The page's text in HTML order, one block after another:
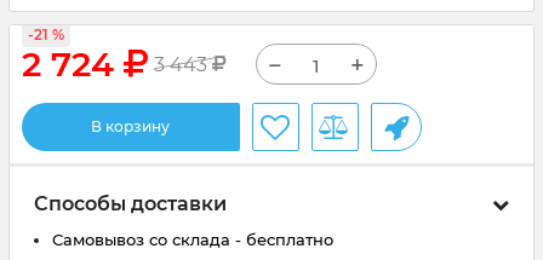
2 724 3 443
-21 %
− +
В корзину
Способы доставки
Самовывоз со склада - бесплатно